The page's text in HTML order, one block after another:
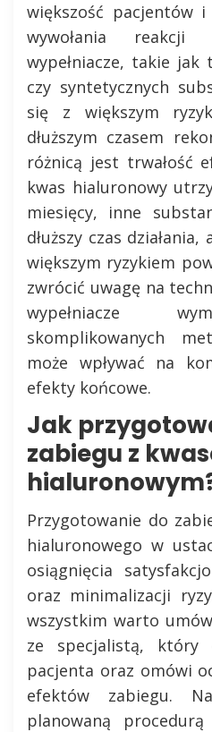
większość pacjentów
wywołania reakcji
wypełniacze, takie jak
czy syntetycznych
się z większym
dłuższym czasem
różnicą jest trwałość
kwas hialuronowy
miesięcy, inne
dłuższy czas
większym ryzykiem
zwrócić uwagę na
wypełniacze
skomplikowanych
może wpływać na
efekty końcowe.
Jak
zabiegu z
Przygotowanie do
hialuronowego w
osiągnięcia
oraz minimalizacji
wszystkim warto
ze specjalistą, który
pacjenta oraz omówi
efektów zabiegu.
planowaną